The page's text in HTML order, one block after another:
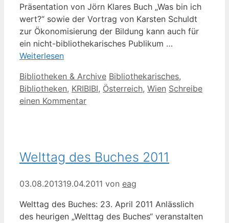
Präsentation von Jörn Klares Buch „Was bin ich
wert?“ sowie der Vortrag von Karsten Schuldt
zur Ökonomisierung der Bildung kann auch für
ein nicht-bibliothekarisches Publikum …
Weiterlesen
Kategorien
Bibliotheken & Archive Schlagwörter
Bibliothekarisches,
Bibliotheken, KRIBIBI, Österreich, Wien Schreibe
einen Kommentar
Welttag des Buches 2011
03.08.201319.04.2011 von eag
Welttag des Buches: 23. April 2011 Anlässlich
des heurigen „Welttag des Buches“ veranstalten